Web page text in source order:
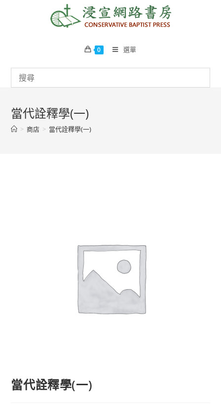
0 選單
當代詮釋學(一)
> 商店 > 當代詮釋學(一)
當代詮釋學(一)